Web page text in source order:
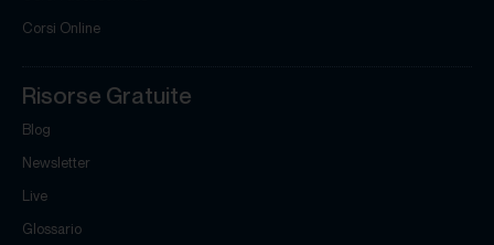
Corsi Online
Risorse Gratuite
Blog
Newsletter
Live
Glossario